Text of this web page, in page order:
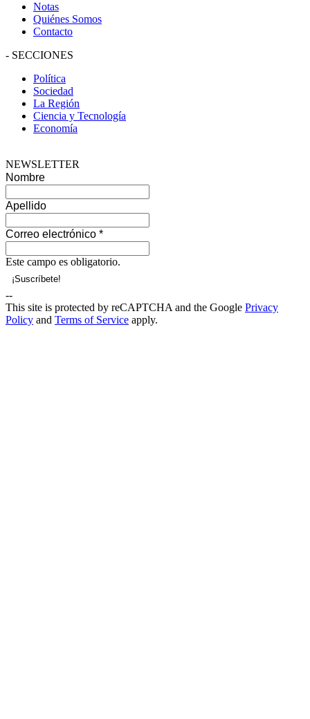
Notas
Quiénes Somos
Contacto
- SECCIONES
Política
Sociedad
La Región
Ciencia y Tecnología
Economía
NEWSLETTER
Nombre
Apellido
Correo electrónico *
Este campo es obligatorio.
--
This site is protected by reCAPTCHA and the Google Privacy
Policy and Terms of Service apply.